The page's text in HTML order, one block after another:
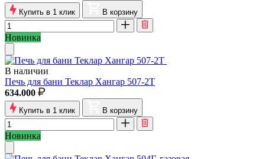
Купить в 1 клик В корзину
Новинка
В наличии
Печь для бани Теклар Хангар 507-2Т
634.000
Купить в 1 клик В корзину
Новинка